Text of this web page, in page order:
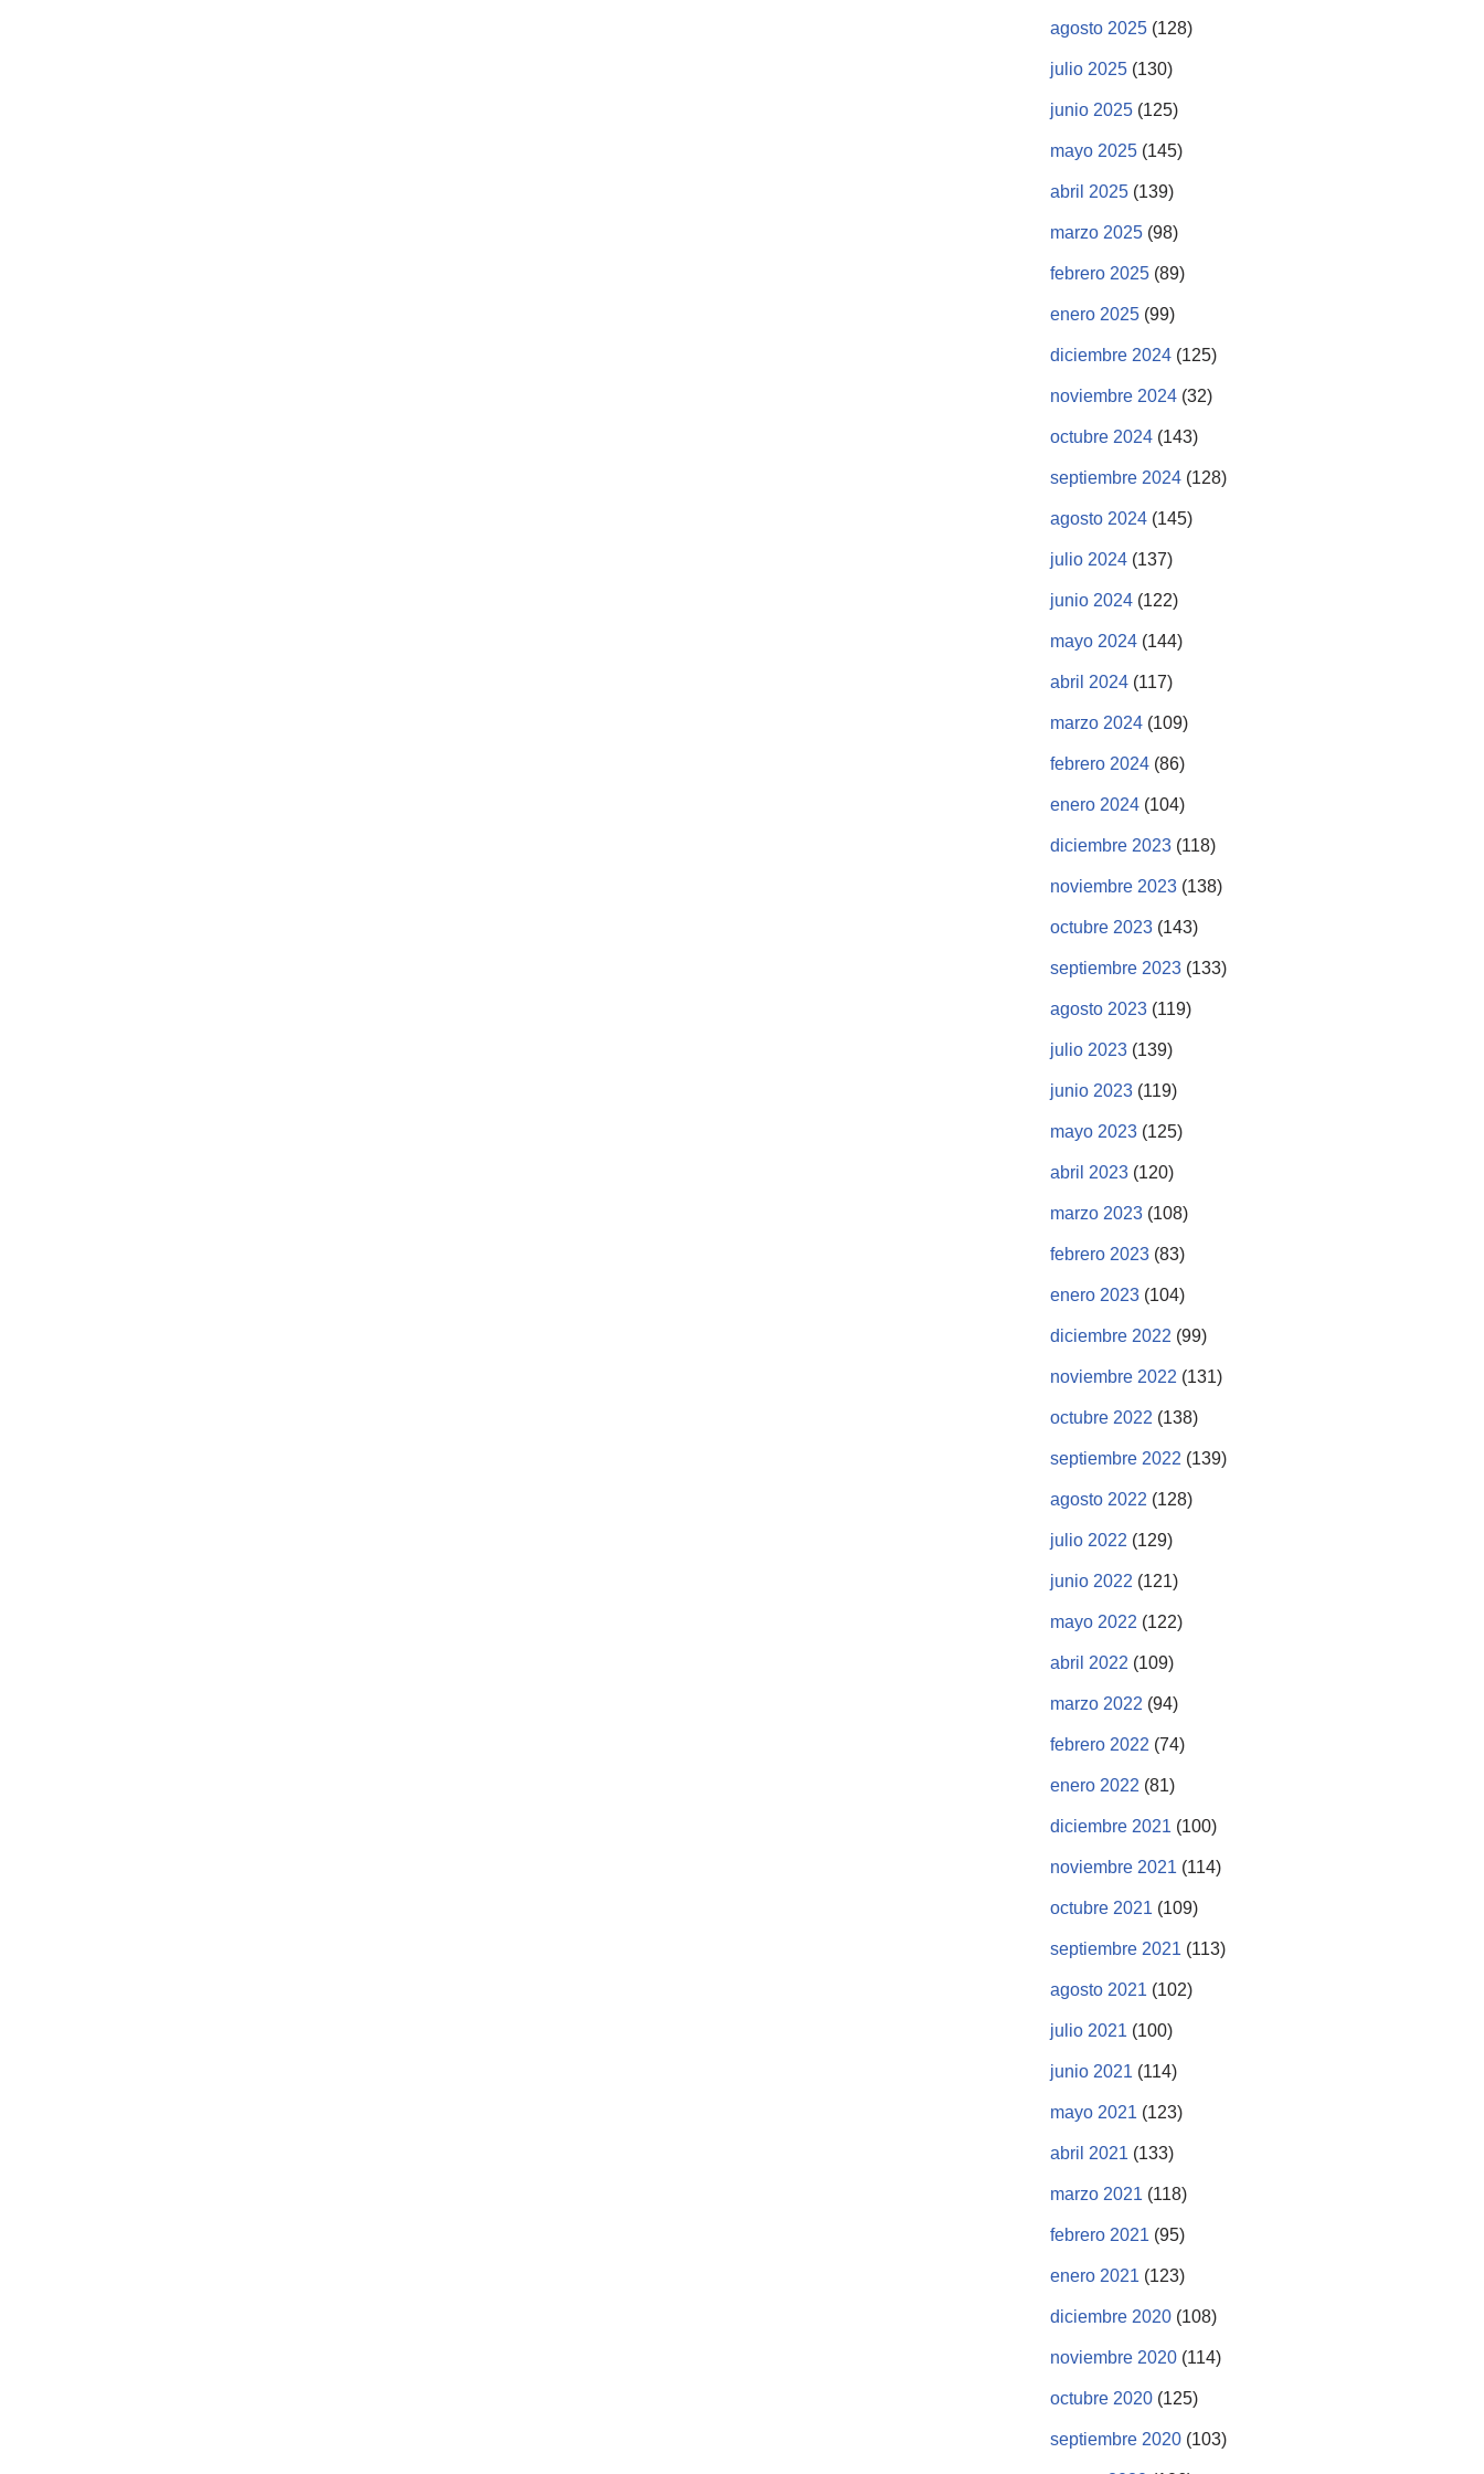
agosto 2025 (128)
julio 2025 (130)
junio 2025 (125)
mayo 2025 (145)
abril 2025 (139)
marzo 2025 (98)
febrero 2025 (89)
enero 2025 (99)
diciembre 2024 (125)
noviembre 2024 (32)
octubre 2024 (143)
septiembre 2024 (128)
agosto 2024 (145)
julio 2024 (137)
junio 2024 (122)
mayo 2024 (144)
abril 2024 (117)
marzo 2024 (109)
febrero 2024 (86)
enero 2024 (104)
diciembre 2023 (118)
noviembre 2023 (138)
octubre 2023 (143)
septiembre 2023 (133)
agosto 2023 (119)
julio 2023 (139)
junio 2023 (119)
mayo 2023 (125)
abril 2023 (120)
marzo 2023 (108)
febrero 2023 (83)
enero 2023 (104)
diciembre 2022 (99)
noviembre 2022 (131)
octubre 2022 (138)
septiembre 2022 (139)
agosto 2022 (128)
julio 2022 (129)
junio 2022 (121)
mayo 2022 (122)
abril 2022 (109)
marzo 2022 (94)
febrero 2022 (74)
enero 2022 (81)
diciembre 2021 (100)
noviembre 2021 (114)
octubre 2021 (109)
septiembre 2021 (113)
agosto 2021 (102)
julio 2021 (100)
junio 2021 (114)
mayo 2021 (123)
abril 2021 (133)
marzo 2021 (118)
febrero 2021 (95)
enero 2021 (123)
diciembre 2020 (108)
noviembre 2020 (114)
octubre 2020 (125)
septiembre 2020 (103)